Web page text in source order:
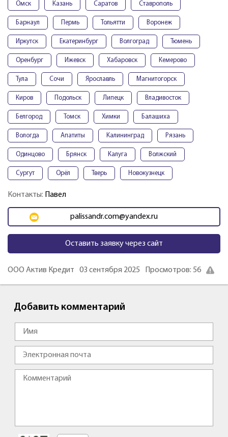
Омск Казань Саратов Ставрополь
Барнаул Пермь Тольятти Воронеж
Иркутск Екатеринбург Волгоград Тюмень
Оренбург Ижевск Хабаровск Кемерово
Тула Сочи Ярославль Магнитогорск
Киров Подольск Липецк Владивосток
Белгород Томск Химки Балашиха
Вологда Апатиты Калининград Рязань
Одинцово Брянск Калуга Волжский
Сургут Орёл Тверь Новокузнецк
Контакты: Павел
palissandr.com@yandex.ru
Оставить заявку через сайт
ООО Актив Кредит 03 сентября 2025 Просмотров: 56
Добавить комментарий